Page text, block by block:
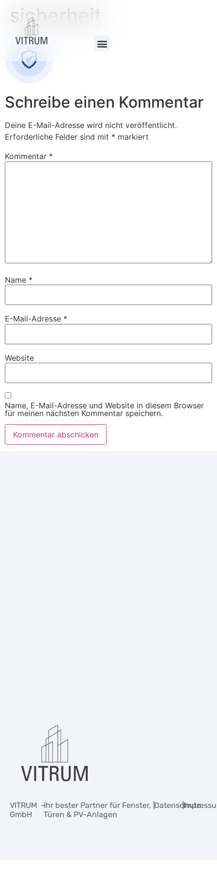
sicherheit
Schreibe einen Kommentar
Deine E-Mail-Adresse wird nicht veröffentlicht.
Erforderliche Felder sind mit * markiert
Kommentar *
Name *
E-Mail-Adresse *
Website
Name, E-Mail-Adresse und Website in diesem Browser
für meinen nächsten Kommentar speichern.
VITRUM
GmbH
–Ihr bester Partner für Fenster,
Türen & PV-Anlagen
|Datenschutz
|